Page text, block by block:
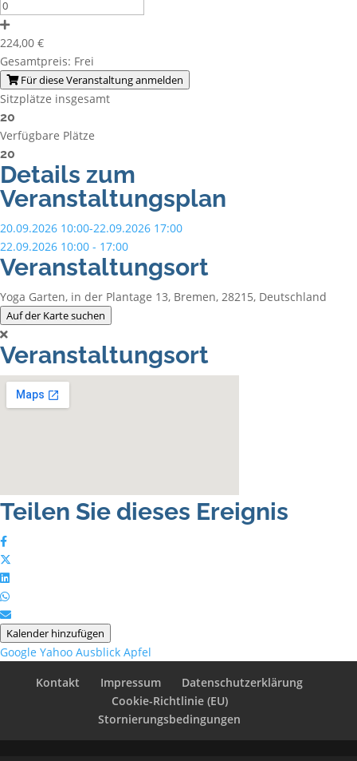
224,00 €
Gesamtpreis: Frei
Für diese Veranstaltung anmelden
Sitzplätze insgesamt
20
Verfügbare Plätze
20
Details zum
Veranstaltungsplan
20.09.2026 10:00-22.09.2026 17:00
22.09.2026 10:00 - 17:00
Veranstaltungsort
Yoga Garten, in der Plantage 13, Bremen, 28215, Deutschland
Auf der Karte suchen
Veranstaltungsort
Teilen Sie dieses Ereignis
Kalender hinzufügen
Google Yahoo Ausblick Apfel
Kontakt
Impressum
Datenschutzerklärung
Cookie-Richtlinie (EU)
Stornierungsbedingungen